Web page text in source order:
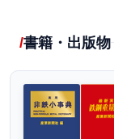
書籍・出版物